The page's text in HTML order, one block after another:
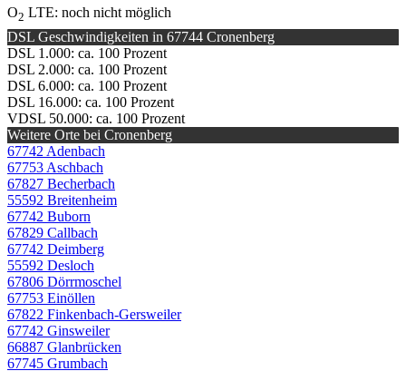
O2 LTE: noch nicht möglich
DSL Geschwindigkeiten in 67744 Cronenberg
DSL 1.000: ca. 100 Prozent
DSL 2.000: ca. 100 Prozent
DSL 6.000: ca. 100 Prozent
DSL 16.000: ca. 100 Prozent
VDSL 50.000: ca. 100 Prozent
Weitere Orte bei Cronenberg
67742 Adenbach
67753 Aschbach
67827 Becherbach
55592 Breitenheim
67742 Buborn
67829 Callbach
67742 Deimberg
55592 Desloch
67806 Dörrmoschel
67753 Einöllen
67822 Finkenbach-Gersweiler
67742 Ginsweiler
66887 Glanbrücken
67745 Grumbach